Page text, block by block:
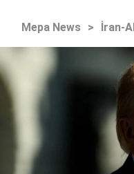
Mepa News > İran-